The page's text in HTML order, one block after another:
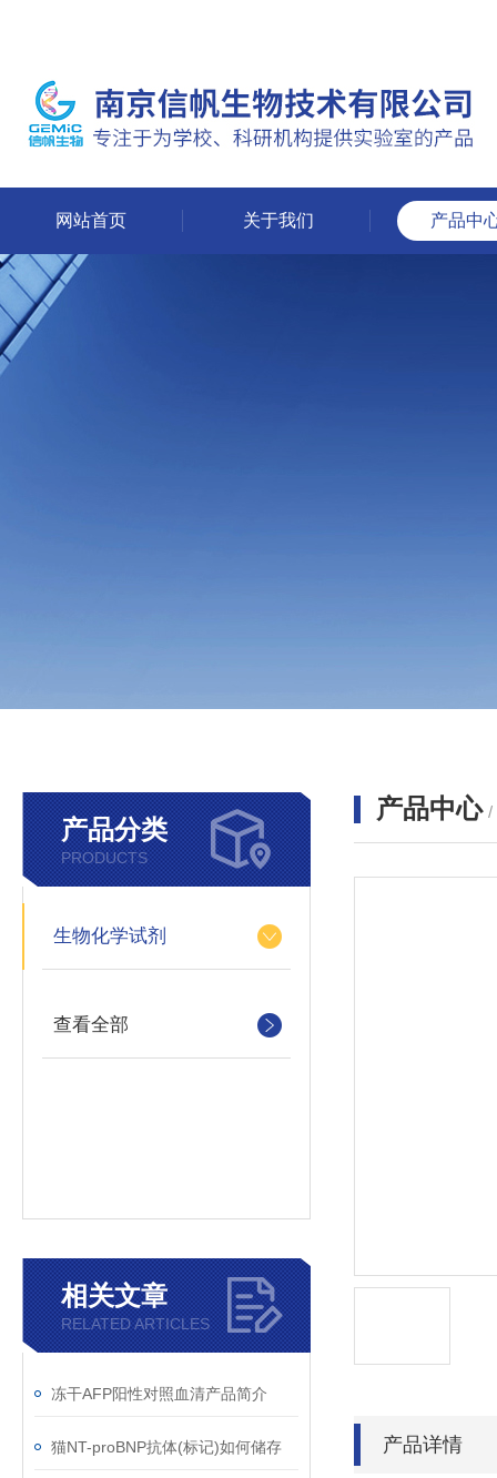
网站首页 关于我们 产品中
产品分类
PRODUCTS
生物化学试剂
查看全部
相关文章
RELATED ARTICLES
冻干AFP阳性对照血清产品简介
猫NT-proBNP抗体(标记)如何储存
产品中心 /
产品详情